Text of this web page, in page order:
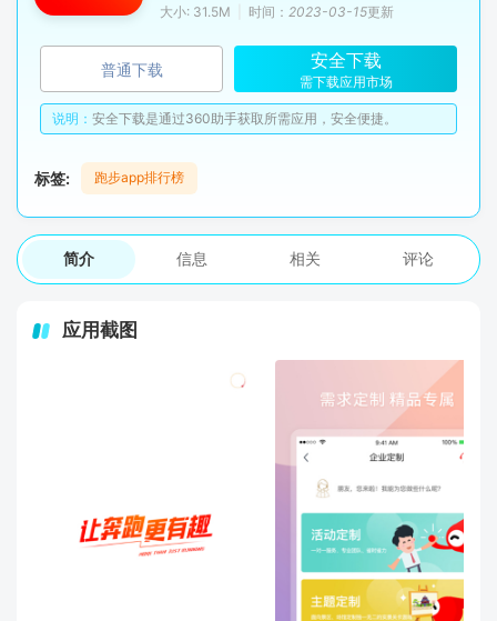
大小: 31.5M
时间： 2023-03-15更新
普通下载 安全下载
需下载应用市场
说明： 安全下载是通过360助手获取所需应用，安全便捷。
标签: 跑步app排行榜
简介 信息 相关 评论
应用截图